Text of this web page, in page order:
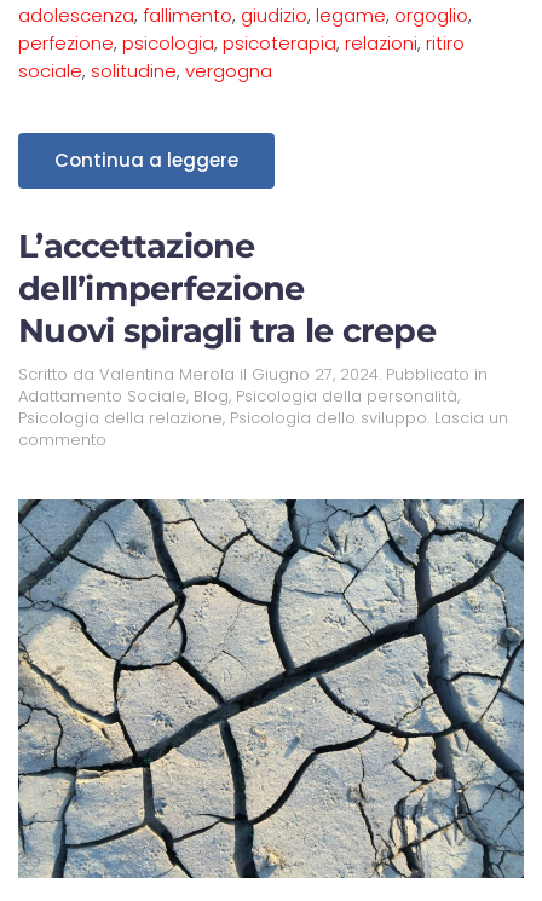
adolescenza, fallimento, giudizio, legame, orgoglio,
perfezione, psicologia, psicoterapia, relazioni, ritiro
sociale, solitudine, vergogna
Continua a leggere
L’accettazione
dell’imperfezione
Nuovi spiragli tra le crepe
Scritto da Valentina Merola il Giugno 27, 2024. Pubblicato in
Adattamento Sociale, Blog, Psicologia della personalità,
Psicologia della relazione, Psicologia dello sviluppo. Lascia un
commento